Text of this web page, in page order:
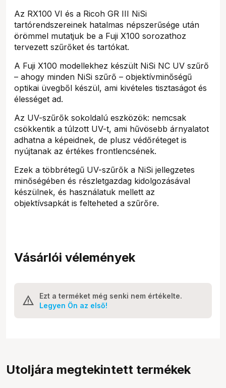
Az RX100 VI és a Ricoh GR III NiSi
tartórendszereinek hatalmas népszerűsége után
örömmel mutatjuk be a Fuji X100 sorozathoz
tervezett szűrőket és tartókat.
A Fuji X100 modellekhez készült NiSi NC UV szűrő
– ahogy minden NiSi szűrő – objektívminőségű
optikai üvegből készül, ami kivételes tisztaságot és
élességet ad.
Az UV-szűrők sokoldalú eszközök: nemcsak
csökkentik a túlzott UV-t, ami hűvösebb árnyalatot
adhatna a képeidnek, de plusz védőréteget is
nyújtanak az értékes frontlencsének.
Ezek a többrétegű UV-szűrők a NiSi jellegzetes
minőségében és részletgazdag kidolgozásával
készülnek, és használatuk mellett az
objektívsapkát is felteheted a szűrőre.
Vásárlói vélemények
Ezt a terméket még senki nem értékelte.
Legyen Ön az első!
Utoljára megtekintett termékek